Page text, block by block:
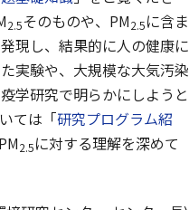
2.5そのものや、PM2.5に含ま
現し、結果的に人の健康に
実験や、大規模な大気汚染
学研究で明らかにしようと
ては「研究プログラム紹
2.5に対する理解を深めて